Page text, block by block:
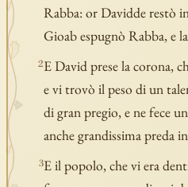
Rabba: or Davidde restò
Gioab espugnò Rabba, e
2E David prese la corona,
e vi trovò il peso di un
di gran pregio, e ne fece
anche grandissima preda
3E il popolo, che vi era